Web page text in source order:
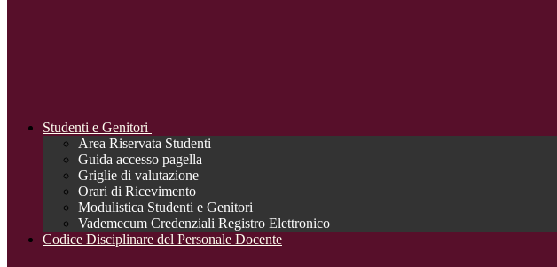
Studenti e Genitori
Area Riservata Studenti
Guida accesso pagella
Griglie di valutazione
Orari di Ricevimento
Modulistica Studenti e Genitori
Vademecum Credenziali Registro Elettronico
Codice Disciplinare del Personale Docente